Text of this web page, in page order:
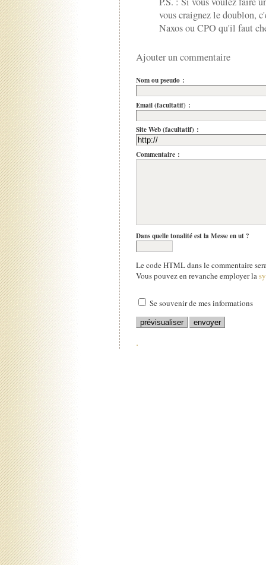
vous craignez le doublon,
Naxos ou CPO qu'il faut
Ajouter un commentaire
Nom ou pseudo :
Email (facultatif) :
Site Web (facultatif) :
Commentaire :
Dans quelle tonalité est la Messe en ut ?
Le code HTML dans le commentaire
Vous pouvez en revanche employer la
Se souvenir de mes informations
.